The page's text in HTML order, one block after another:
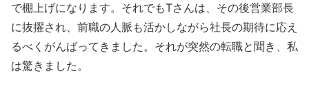
で棚上げになります。それでもTさんは、その後営業部長
に抜擢され、前職の人脈も活かしながら社長の期待に応え
るべくがんばってきました。それが突然の転職と聞き、私
は驚きました。